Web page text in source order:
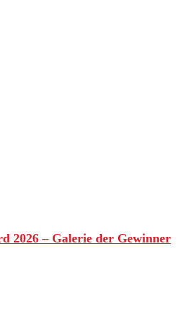
2026 – Galerie der Gewinner